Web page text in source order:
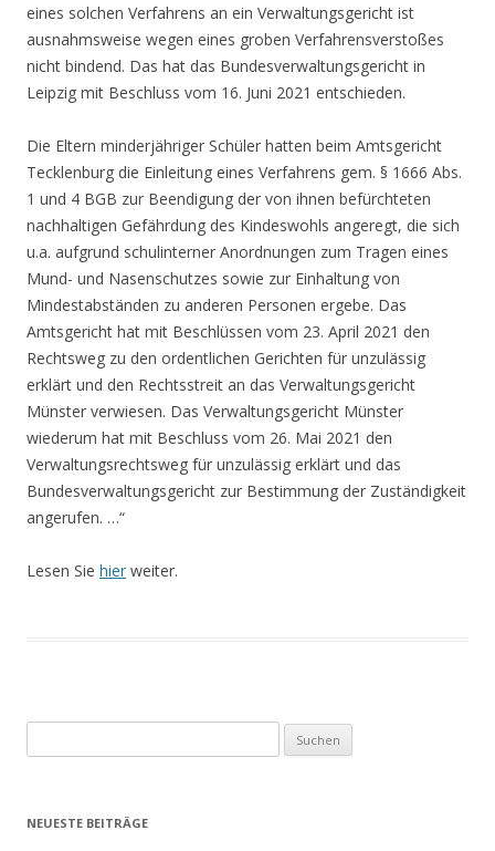
eines solchen Verfahrens an ein Verwaltungsgericht ist
ausnahmsweise wegen eines groben Verfahrensverstoßes
nicht bindend. Das hat das Bundesverwaltungsgericht in
Leipzig mit Beschluss vom 16. Juni 2021 entschieden.
Die Eltern minderjähriger Schüler hatten beim Amtsgericht
Tecklenburg die Einleitung eines Verfahrens gem. § 1666 Abs.
1 und 4 BGB zur Beendigung der von ihnen befürchteten
nachhaltigen Gefährdung des Kindeswohls angeregt, die sich
u.a. aufgrund schulinterner Anordnungen zum Tragen eines
Mund- und Nasenschutzes sowie zur Einhaltung von
Mindestabständen zu anderen Personen ergebe. Das
Amtsgericht hat mit Beschlüssen vom 23. April 2021 den
Rechtsweg zu den ordentlichen Gerichten für unzulässig
erklärt und den Rechtsstreit an das Verwaltungsgericht
Münster verwiesen. Das Verwaltungsgericht Münster
wiederum hat mit Beschluss vom 26. Mai 2021 den
Verwaltungsrechtsweg für unzulässig erklärt und das
Bundesverwaltungsgericht zur Bestimmung der Zuständigkeit
angerufen. …“
Lesen Sie hier weiter.
nach:
NEUESTE BEITRÄGE